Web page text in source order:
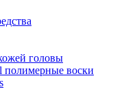
головы
полимерные воски